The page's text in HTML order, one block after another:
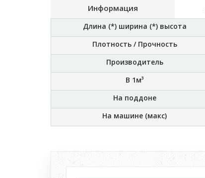
Информация
Длина (*) ширина (*) высота
Плотность / Прочность
Производитель
В 1м³
На поддоне
На машине (макс)